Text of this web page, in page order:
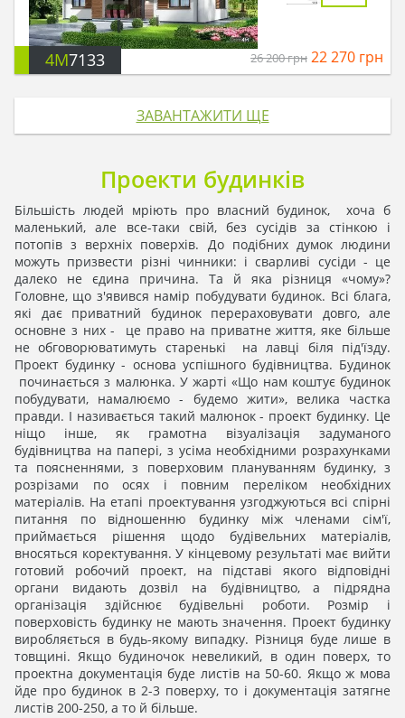
4M7133 26 200грн 22 270 грн
ЗАВАНТАЖИТИ ЩЕ
Проекти будинків
Більшість людей мріють про власний будинок, хоча б
маленький, але все-таки свій, без сусідів за стінкою і
потопів з верхніх поверхів. До подібних думок людини
можуть призвести різні чинники: і сварливі сусіди - це
далеко не єдина причина. Та й яка різниця «чому»?
Головне, що з'явився намір побудувати будинок. Всі блага,
які дає приватний будинок перераховувати довго, але
основне з них - це право на приватне життя, яке більше
не обговорюватимуть старенькі на лавці біля під'їзду.
Проект будинку - основа успішного будівництва. Будинок
починається з малюнка. У жарті «Що нам коштує будинок
побудувати, намалюємо - будемо жити», велика частка
правди. І називається такий малюнок - проект будинку. Це
ніщо інше, як грамотна візуалізація задуманого
будівництва на папері, з усіма необхідними розрахунками
та поясненнями, з поверховим плануванням будинку, з
розрізами по осях і повним переліком необхідних
матеріалів. На етапі проектування узгоджуються всі спірні
питання по відношенню будинку між членами сім'ї,
приймається рішення щодо будівельних матеріалів,
вносяться коректування. У кінцевому результаті має вийти
готовий робочий проект, на підставі якого відповідні
органи видають дозвіл на будівництво, а підрядна
організація здійснює будівельні роботи. Розмір і
поверховість будинку не мають значення. Проект будинку
виробляється в будь-якому випадку. Різниця буде лише в
товщині. Якщо будиночок невеликий, в один поверх, то
проектна документація буде листів на 50-60. Якщо ж мова
йде про будинок в 2-3 поверху, то і документація затягне
листів 200-250, а то й більше.